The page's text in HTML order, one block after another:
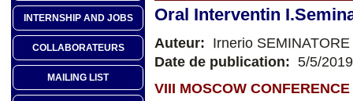
INTERNSHIP AND JOBS
COLLABORATEURS
MAILING LIST
Oral Interventin
Auteur: Irnerio SEMINATORE
Date de publication: 5/5/2019
VIII MOSCOW